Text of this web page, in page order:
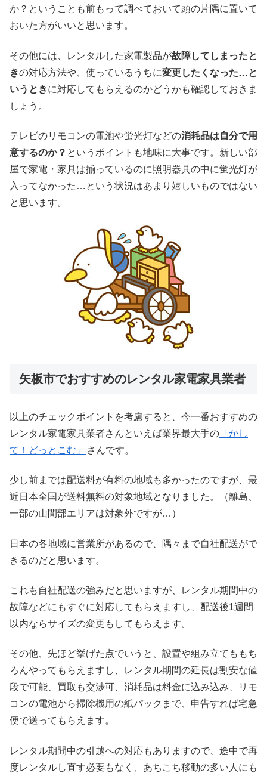
か？ということも前もって調べておいて頭の片隅に置いて
おいた方がいいと思います。
その他には、レンタルした家電製品が故障してしまったと
きの対応方法や、使っているうちに変更したくなった…と
いうときに対応してもらえるのかどうかも確認しておきま
しょう。
テレビのリモコンの電池や蛍光灯などの消耗品は自分で用
意するのか？ というポイントも地味に大事です。新しい部
屋で家電・家具は揃っているのに照明器具の中に蛍光灯が
入ってなかった…という状況はあまり嬉しいものではない
と思います。
矢板市でおすすめのレンタル家電家具業者
以上のチェックポイントを考慮すると、今一番おすすめの
レンタル家電家具業者さんといえば業界最大手の 「かし
て！どっとこむ」
さんです。
少し前までは配送料が有料の地域も多かったのですが、最
近日本全国が送料無料の対象地域となりました。（離島、
一部の山間部エリアは対象外ですが…）
日本の各地域に営業所があるので、隅々まで自社配送がで
きるのだと思います。
これも自社配送の強みだと思いますが、レンタル期間中の
故障などにもすぐに対応してもらえますし、配送後1週間
以内ならサイズの変更もしてもらえます。
その他、先ほど挙げた点でいうと、設置や組み立てももち
ろんやってもらえますし、レンタル期間の延長は割安な値
段で可能、買取も交渉可、消耗品は料金に込み込み、リモ
コンの電池から掃除機用の紙パックまで、申告すれば宅急
便で送ってもらえます。
レンタル期間中の引越への対応もありますので、途中で再
度レンタルし直す必要もなく、あちこち移動の多い人にも